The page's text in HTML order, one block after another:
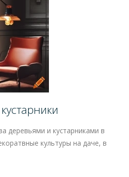
деревьями и кустарниками в
культуры на даче, в